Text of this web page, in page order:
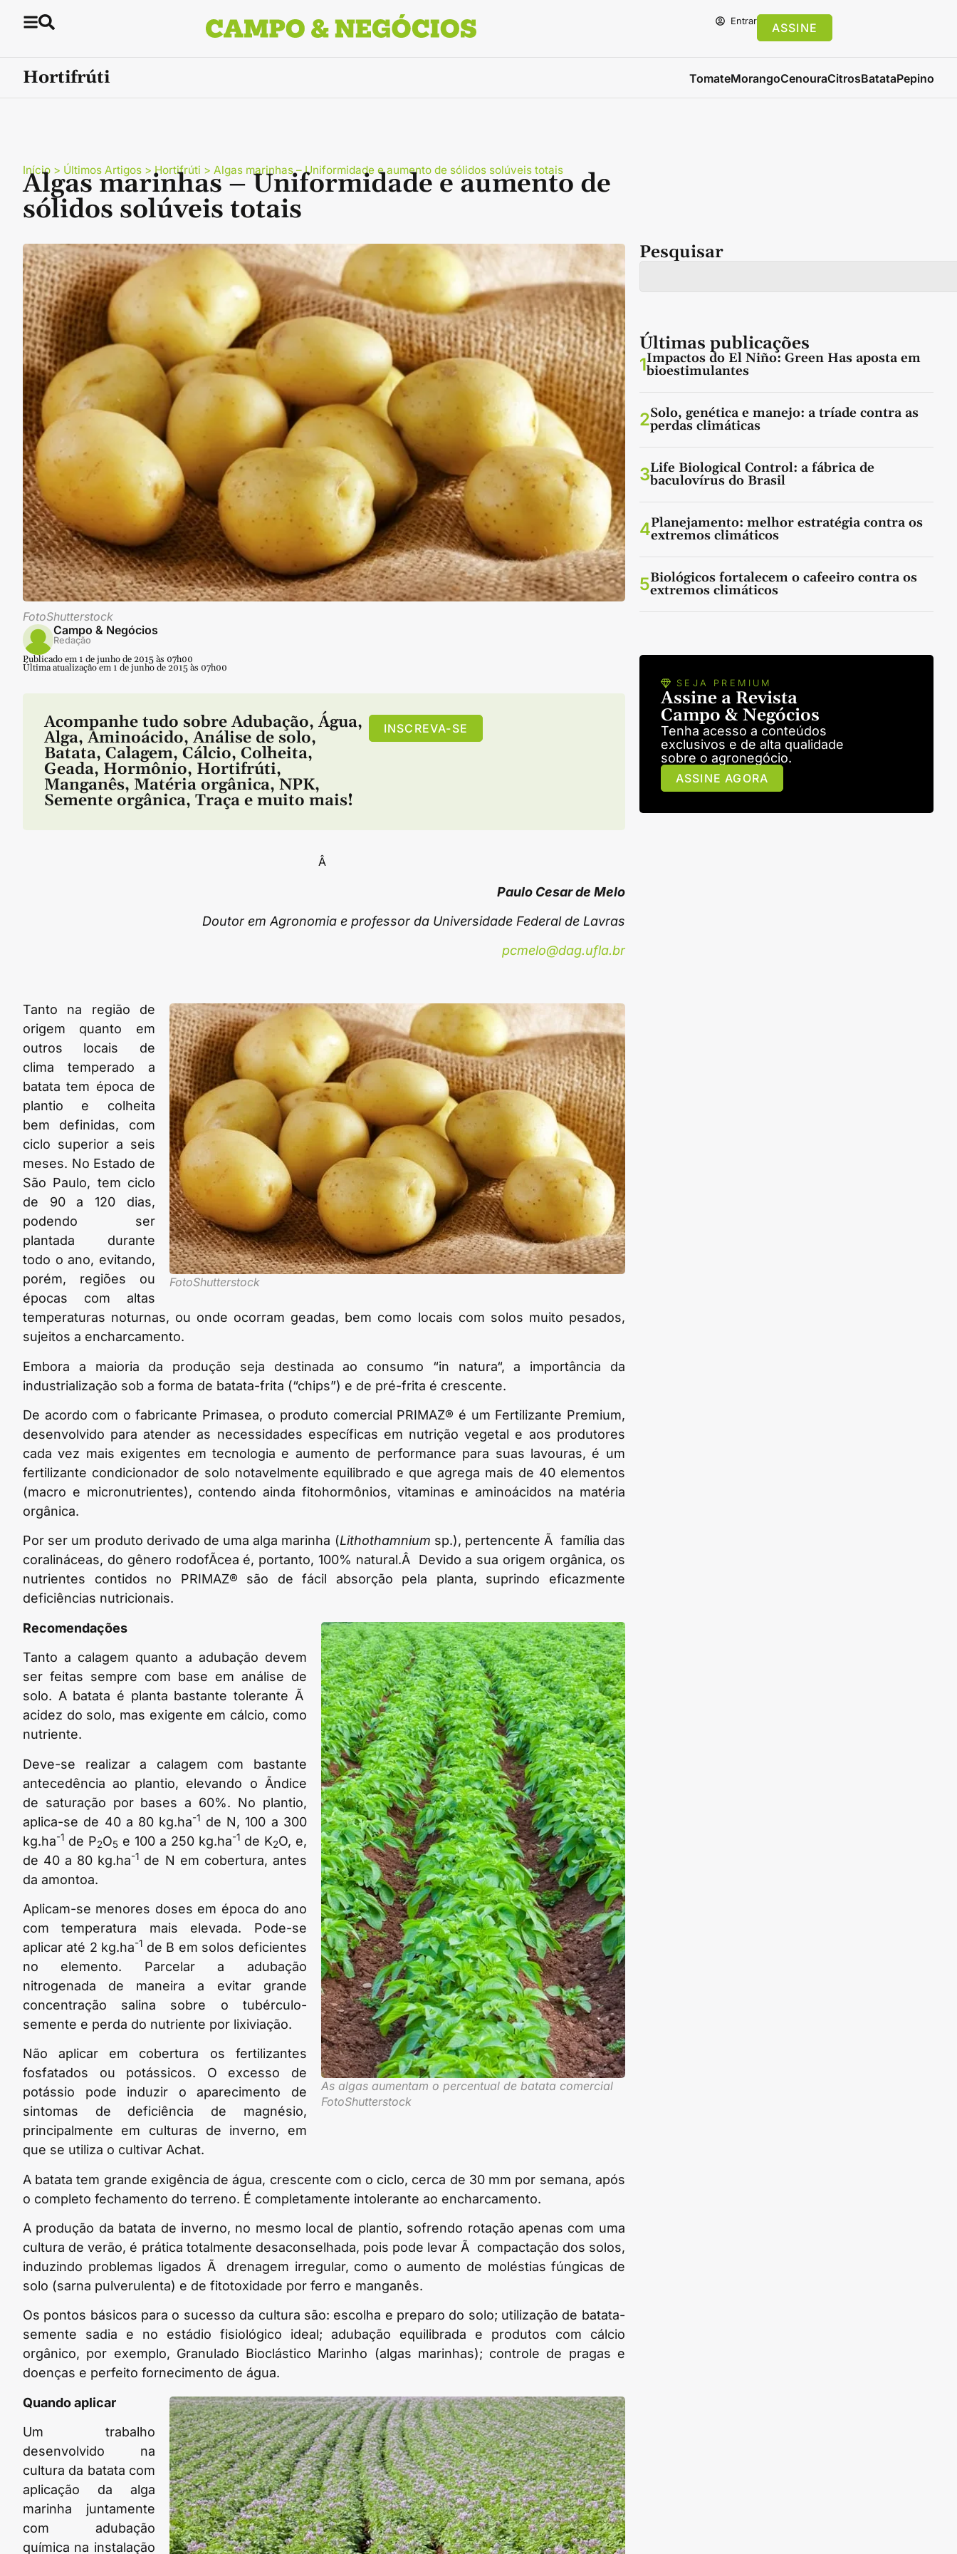
Entrar ASSINE
Hortifrúti TomateMorangoCenouraCitrosBatataPepino
Início > Últimos Artigos > Hortifrúti > Algas marinhas – Uniformidade e aumento de sólidos solúveis totais
Algas marinhas – Uniformidade e aumento de
sólidos solúveis totais
FotoShutterstock
Campo & Negócios
Redação
Publicado em 1 de junho de 2015 às 07h00
Última atualização em 1 de junho de 2015 às 07h00
Acompanhe tudo sobre Adubação, Água,
Alga, Aminoácido, Análise de solo,
Batata, Calagem, Cálcio, Colheita,
Geada, Hormônio, Hortifrúti,
Manganês, Matéria orgânica, NPK,
Semente orgânica, Traça e muito mais!
INSCREVA-SE
Â
Paulo Cesar de Melo
Doutor em Agronomia e professor da Universidade Federal de Lavras
pcmelo@dag.ufla.br
FotoShutterstock
Tanto na região de
origem quanto em
outros locais de
clima temperado a
batata tem época de
plantio e colheita
bem definidas, com
ciclo superior a seis
meses. No Estado de
São Paulo, tem ciclo
de 90 a 120 dias,
podendo ser
plantada durante
todo o ano, evitando,
porém, regiões ou
épocas com altas
temperaturas noturnas, ou onde ocorram geadas, bem como locais com solos muito pesados,
sujeitos a encharcamento.
Embora a maioria da produção seja destinada ao consumo “in natura“, a importância da
industrialização sob a forma de batata-frita (“chips”) e de pré-frita é crescente.
De acordo com o fabricante Primasea, o produto comercial PRIMAZ® é um Fertilizante Premium,
desenvolvido para atender as necessidades específicas em nutrição vegetal e aos produtores
cada vez mais exigentes em tecnologia e aumento de performance para suas lavouras, é um
fertilizante condicionador de solo notavelmente equilibrado e que agrega mais de 40 elementos
(macro e micronutrientes), contendo ainda fitohormônios, vitaminas e aminoácidos na matéria
orgânica.
Por ser um produto derivado de uma alga marinha (Lithothamnium sp.), pertencente Ã família das
coralináceas, do gênero rodofÃ­cea é, portanto, 100% natural.Â Devido a sua origem orgânica, os
nutrientes contidos no PRIMAZ® são de fácil absorção pela planta, suprindo eficazmente
deficiências nutricionais.
As algas aumentam o percentual de batata comercial
FotoShutterstock
Recomendações
Tanto a calagem quanto a adubação devem
ser feitas sempre com base em análise de
solo. A batata é planta bastante tolerante Ã
acidez do solo, mas exigente em cálcio, como
nutriente.
Deve-se realizar a calagem com bastante
antecedência ao plantio, elevando o Ã­ndice
de saturação por bases a 60%. No plantio,
aplica-se de 40 a 80 kg.ha-1 de N, 100 a 300
kg.ha-1 de P2O5 e 100 a 250 kg.ha-1de K2O, e,
de 40 a 80 kg.ha-1 de N em cobertura, antes
da amontoa.
Aplicam-se menores doses em época do ano
com temperatura mais elevada. Pode-se
aplicar até 2 kg.ha-1 de B em solos deficientes
no elemento. Parcelar a adubação
nitrogenada de maneira a evitar grande
concentração salina sobre o tubérculo-
semente e perda do nutriente por lixiviação.
Não aplicar em cobertura os fertilizantes
fosfatados ou potássicos. O excesso de
potássio pode induzir o aparecimento de
sintomas de deficiência de magnésio,
principalmente em culturas de inverno, em
que se utiliza o cultivar Achat.
A batata tem grande exigência de água, crescente com o ciclo, cerca de 30 mm por semana, após
o completo fechamento do terreno. É completamente intolerante ao encharcamento.
A produção da batata de inverno, no mesmo local de plantio, sofrendo rotação apenas com uma
cultura de verão, é prática totalmente desaconselhada, pois pode levar Ã compactação dos solos,
induzindo problemas ligados Ã drenagem irregular, como o aumento de moléstias fúngicas de
solo (sarna pulverulenta) e de fitotoxidade por ferro e manganês.
Os pontos básicos para o sucesso da cultura são: escolha e preparo do solo; utilização de batata-
semente sadia e no estádio fisiológico ideal; adubação equilibrada e produtos com cálcio
orgânico, por exemplo, Granulado Bioclástico Marinho (algas marinhas); controle de pragas e
doenças e perfeito fornecimento de água.
Quando aplicar
Um trabalho
desenvolvido na
cultura da batata com
aplicação da alga
marinha juntamente
com adubação
química na instalação
Pesquisar
Últimas publicações
1Impactos do El Niño: Green Has aposta em
bioestimulantes
2Solo, genética e manejo: a tríade contra as
perdas climáticas
3Life Biological Control: a fábrica de
baculovírus do Brasil
4Planejamento: melhor estratégia contra os
extremos climáticos
5Biológicos fortalecem o cafeeiro contra os
extremos climáticos
SEJA PREMIUM
Assine a Revista
Campo & Negócios
Tenha acesso a conteúdos
exclusivos e de alta qualidade
sobre o agronegócio.
ASSINE AGORA